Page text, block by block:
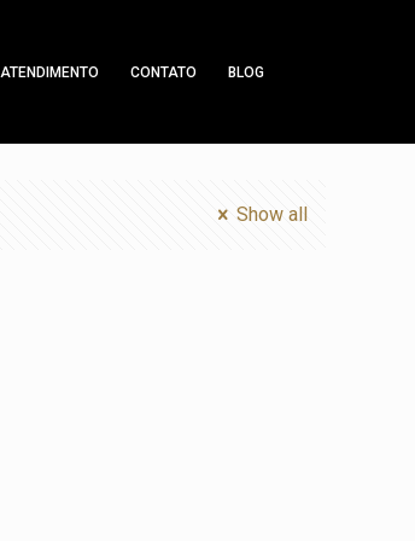
ATENDIMENTO CONTATO BLOG
Show all